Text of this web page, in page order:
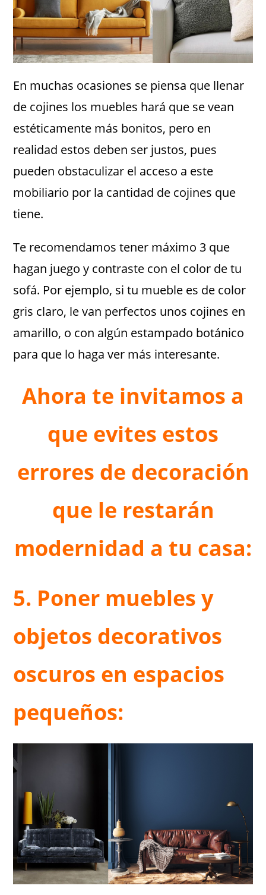
En muchas ocasiones se piensa que llenar
de cojines los muebles hará que se vean
estéticamente más bonitos, pero en
realidad estos deben ser justos, pues
pueden obstaculizar el acceso a este
mobiliario por la cantidad de cojines que
tiene.
Te recomendamos tener máximo 3 que
hagan juego y contraste con el color de tu
sofá. Por ejemplo, si tu mueble es de color
gris claro, le van perfectos unos cojines en
amarillo, o con algún estampado botánico
para que lo haga ver más interesante.
Ahora te invitamos a
que evites estos
errores de decoración
que le restarán
modernidad a tu casa:
5. Poner muebles y
objetos decorativos
oscuros en espacios
pequeños: